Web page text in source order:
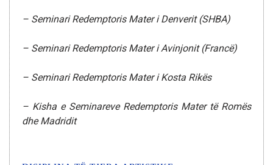
– Seminari Redemptoris Mater i Denverit (SHBA)
– Seminari Redemptoris Mater i Avinjonit (Francë)
– Seminari Redemptoris Mater i Kosta Rikës
– Kisha e Seminareve Redemptoris Mater të Romës
dhe Madridit